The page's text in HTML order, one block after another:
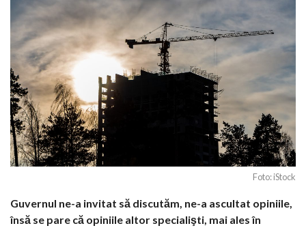
Foto: iStock
Guvernul ne-a invitat să discutăm, ne-a ascultat opiniile,
însă se pare că opiniile altor specialişti, mai ales în